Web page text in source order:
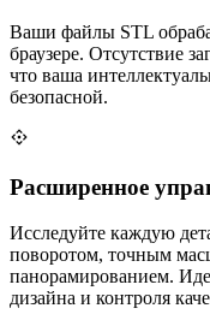
Ваши файлы STL
браузере. Отсутствие
что ваша
безопасной.
Расширенное
Исследуйте каждую
поворотом, точным
панорамированием.
дизайна и контроля